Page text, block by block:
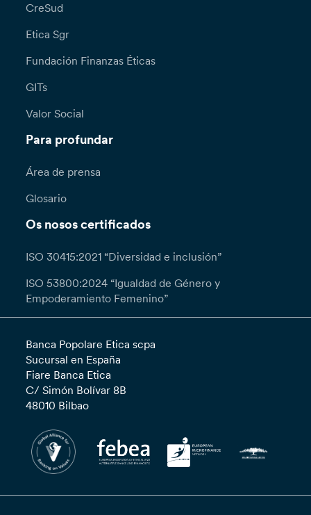
CreSud
Etica Sgr
Fundación Finanzas Éticas
GITs
Valor Social
Para profundar
Área de prensa
Glosario
Os nosos certificados
ISO 30415:2021 “Diversidad e inclusión”
ISO 53800:2024 “Igualdad de Género y
Empoderamiento Femenino”
Banca Popolare Etica scpa
Sucursal en España
Fiare Banca Etica
C/ Simón Bolívar 8B
48010 Bilbao